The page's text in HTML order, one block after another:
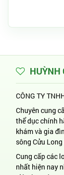
HUỲNH
CÔNG TY
Chuyên cung
thể dục chính
khám và gia
sông Cửu
Cung cấp các
nhất hiện nay